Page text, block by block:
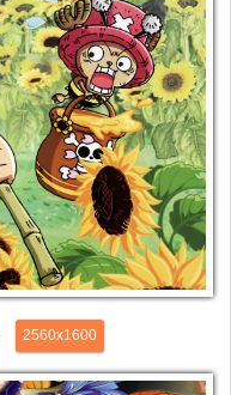
2560x1600